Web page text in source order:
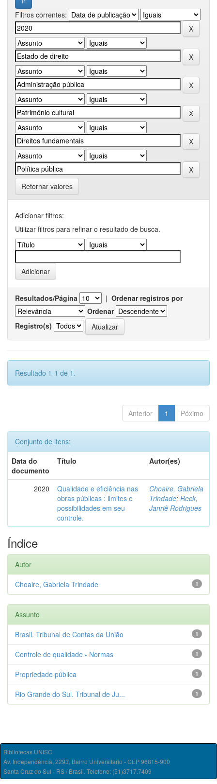
Filtros correntes:
Retornar valores
Adicionar filtros:
Utilizar filtros para refinar o resultado de busca.
Resultados/Página | Ordenar registros por
Ordenar
Registro(s)
Resultado 1-1 de 1.
Anterior 1 Póximo
Conjunto de itens:
Data do
documento
Título Autor(es)
2020
Qualidade e eficiência nas
obras públicas : limites e
possibilidades em seu
controle.
Choaire, Gabriela
Trindade; Reck,
Janriê Rodrigues
Índice
Autor
1
Choaire, Gabriela Trindade
Assunto
1
Brasil. Tribunal de Contas da União
1
Controle de qualidade - Normas
1
Propriedade pública
1
Rio Grande do Sul. Tribunal de Ju...
Bibliotecas UNISC
Av. Independência, 2293, Bairro Universitário - CEP 96815-900
Santa Cruz do Sul - RS / Brasil. Telefone: (51)3717.7409